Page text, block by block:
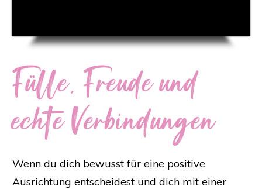
Fülle, Freude und
echte Verbindungen
Wenn du dich bewusst für eine positive
Ausrichtung entscheidest und dich mit einer